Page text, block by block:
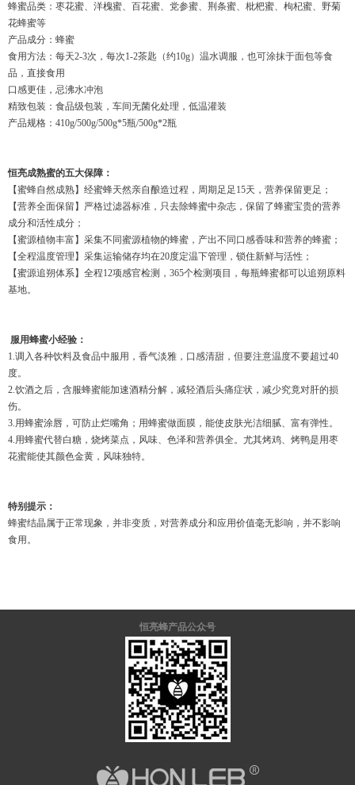
蜂蜜品类：枣花蜜、洋槐蜜、百花蜜、党参蜜、荆条蜜、枇杷蜜、枸杞蜜、野菊
花蜂蜜等
产品成分：蜂蜜
食用方法：每天2-3次，每次1-2茶匙（约10g）温水调服，也可涂抹于面包等食
品，直接食用
口感更佳，忌沸水冲泡
精致包装：食品级包装，车间无菌化处理，低温灌装
产品规格：410g/500g/500g*5瓶/500g*2瓶
恒亮成熟蜜的五大保障：
【蜜蜂自然成熟】经蜜蜂天然亲自酿造过程，周期足足15天，营养保留更足；
【营养全面保留】严格过滤器标准，只去除蜂蜜中杂志，保留了蜂蜜宝贵的营养
成分和活性成分；
【蜜源植物丰富】采集不同蜜源植物的蜂蜜，产出不同口感香味和营养的蜂蜜；
【全程温度管理】采集运输储存均在20度定温下管理，锁住新鲜与活性；
【蜜源追朔体系】全程12项感官检测，365个检测项目，每瓶蜂蜜都可以追朔原料
基地。
服用蜂蜜小经验：
1.调入各种饮料及食品中服用，香气淡雅，口感清甜，但要注意温度不要超过40
度。
2.饮酒之后，含服蜂蜜能加速酒精分解，减轻酒后头痛症状，减少究竟对肝的损
伤。
3.用蜂蜜涂唇，可防止烂嘴角；用蜂蜜做面膜，能使皮肤光洁细腻、富有弹性。
4.用蜂蜜代替白糖， 烧烤菜点， 风味、色泽和营养俱全。尤其烤鸡、烤鸭是用枣
花蜜能使其颜色金黄， 风味独特。
特别提示：
蜂蜜结晶属于正常现象，并非变质，对营养成分和应用价值毫无影响，并不影响
食用。
恒亮蜂产品公众号